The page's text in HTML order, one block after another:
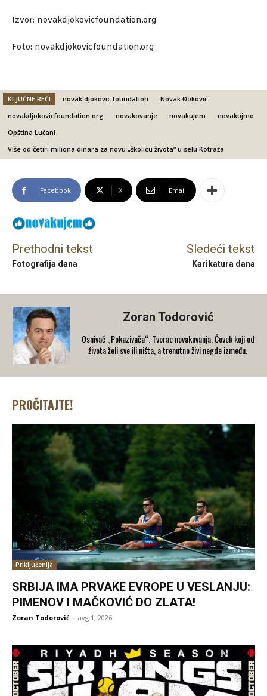
Izvor: novakdjokovicfoundation.org
Foto: novakdjokovicfoundation.org
KLJUČNE REČI novak djokovic foundation
Novak Đoković
novakdjokovicfoundation.org
novakovanje novakujem
novakujmo
Opština Lučani
Više od četiri miliona dinara za novu „školicu života“ u selu Kotraža
Facebook X Email
Prethodni tekst
Fotografija dana
Sledeći tekst
Karikatura dana
Zoran Todorović
Osnivač „Pokazivača“. Tvorac novakovanja. Čovek koji od
života želi sve ili ništa, a trenutno živi negde između.
PROČITAJTE!
Priključenija
SRBIJA IMA PRVAKE EVROPE U VESLANJU:
PIMENOV I MAČKOVIĆ DO ZLATA!
Zoran Todorović - avg 1, 2026